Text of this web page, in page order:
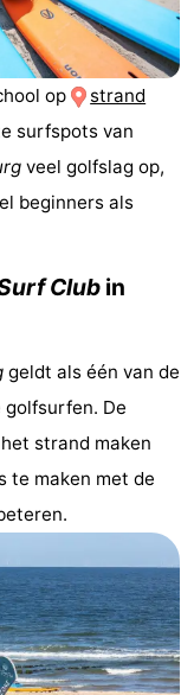
op
strand
surfspots van
veel golfslag op,
beginners als
Club in
geldt als één van de
golfsurfen. De
strand maken
te maken met de